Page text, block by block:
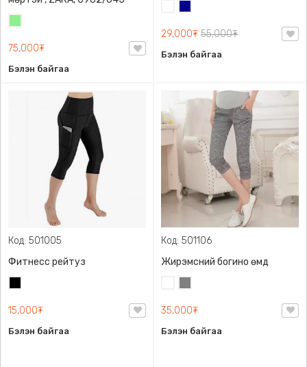
75,000₮
Бэлэн байгаа
29,000₮ 55,000₮
Бэлэн байгаа
Код: 501005
Фитнесс рейтуз
15,000₮
Бэлэн байгаа
Код: 501106
Жирэмсний богино өмд
35,000₮
Бэлэн байгаа